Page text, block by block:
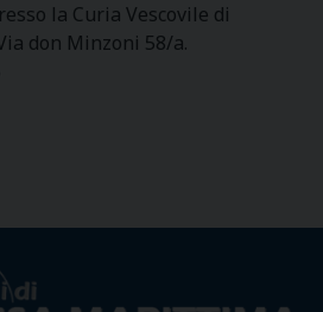
la Curia Vescovile di
don Minzoni 58/a.